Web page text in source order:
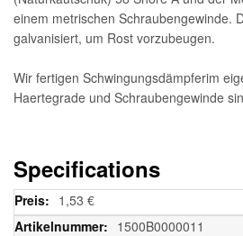
einem metrischen Schraubengewinde.
galvanisiert, um Rost vorzubeugen.
Wir fertigen Schwingungsdämpferim
Haertegrade und Schraubengewinde
Specifications
Weitere
Informationen
1,53 €
1500B0000011